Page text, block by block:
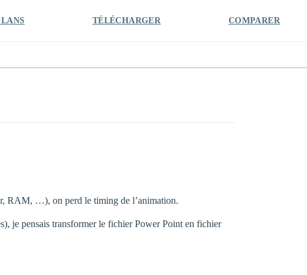
TÉLÉCHARGER COMPARER
RAM, …), on perd le timing de l’animation.
je pensais transformer le fichier Power Point en fichier